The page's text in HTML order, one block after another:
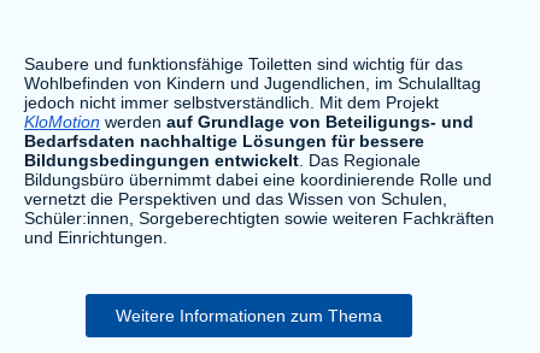
Saubere und funktionsfähige Toiletten sind wichtig für das
Wohlbefinden von Kindern und Jugendlichen, im Schulalltag
jedoch nicht immer selbstverständlich. Mit dem Projekt
KloMotion werden auf Grundlage von Beteiligungs- und
Bedarfsdaten nachhaltige Lösungen für bessere
Bildungsbedingungen entwickelt . Das Regionale
Bildungsbüro übernimmt dabei eine koordinierende Rolle und
vernetzt die Perspektiven und das Wissen von Schulen,
Schüler:innen, Sorgeberechtigten sowie weiteren Fachkräften
und Einrichtungen.
Weitere Informationen zum Thema